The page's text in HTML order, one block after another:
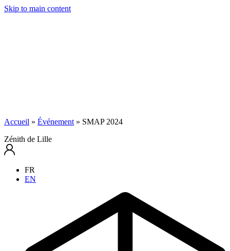
Skip to main content
Accueil » Événement » SMAP 2024
Zénith de Lille
FR
EN